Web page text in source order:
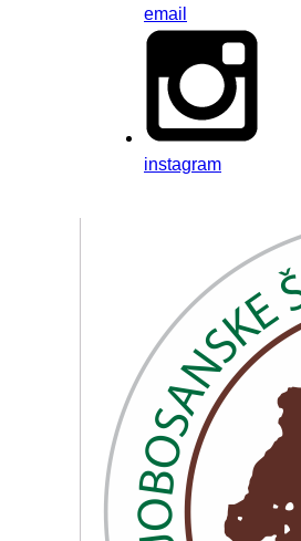
email
instagram